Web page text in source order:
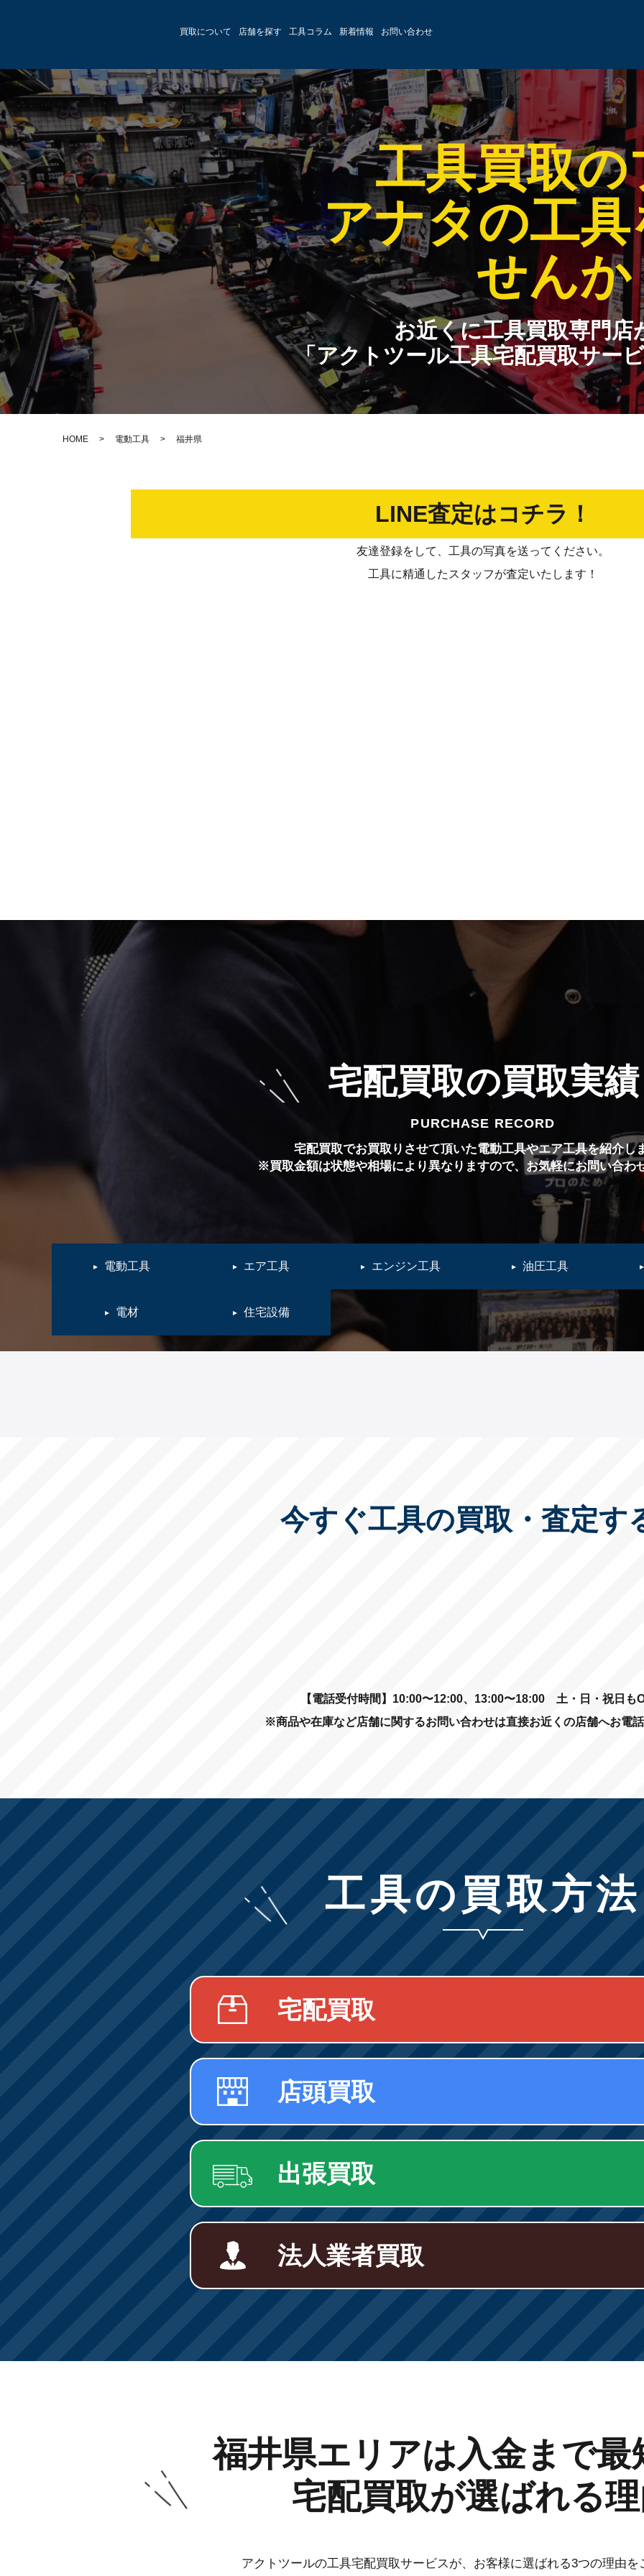
買取について 店舗を探す 工具コラム 新着情報 お問い合わせ
工具買取
アナタの工具
せんか
お近くに工具買取専門店
「アクトツール工具宅配買取サー
HOME > 電動工具 > 福井県
LINE査定はコチラ！
友達登録をして、工具の写真を送ってください。
工具に精通したスタッフが査定いたします！
宅配買取の買取実績
PURCHASE RECORD
宅配買取でお買取りさせて頂いた電動工具やエア工具を紹介し
※買取金額は状態や相場により異なりますので、お気軽にお問い合わ
電動工具 エア工具 エンジン工具 油圧工具
電材 住宅設備
今すぐ工具の買取・査定す
【電話受付時間】10:00〜12:00、13:00〜18:00 土・日・祝日も
※商品や在庫など店舗に関するお問い合わせは直接お近くの店舗へお電
工具の買取方法
宅配買取
店頭買取
出張買取
法人業者買取
福井県エリアは入金まで最
宅配買取が選ばれる
アクトツールの工具宅配買取サービスが、お客様に選ばれる3つの理由を